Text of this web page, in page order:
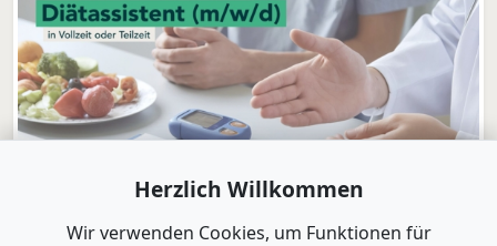
Herzlich Willkommen
Wir verwenden Cookies, um Funktionen für